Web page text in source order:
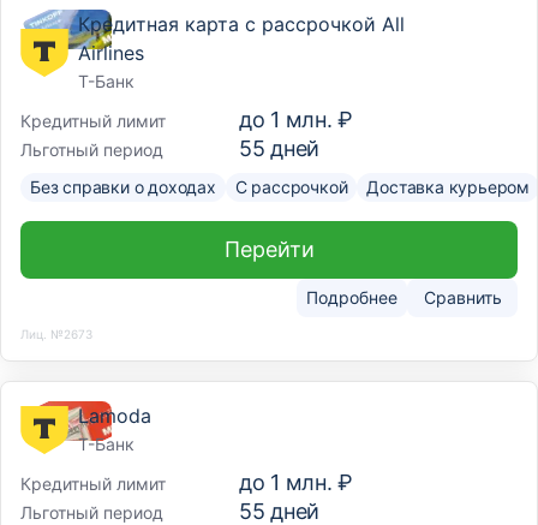
Кредитная карта с рассрочкой All
Airlines
Т-Банк
Кредитный лимит
до 1 млн. ₽
Льготный период 55 дней
Без справки о доходах С рассрочкой Доставка курьером
Подробнее Сравнить
Перейти
Лиц. №2673
Lamoda
Т-Банк
Кредитный лимит
до 1 млн. ₽
Льготный период 55 дней